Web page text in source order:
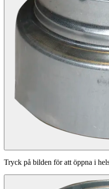
Tryck på bilden för att öppna i